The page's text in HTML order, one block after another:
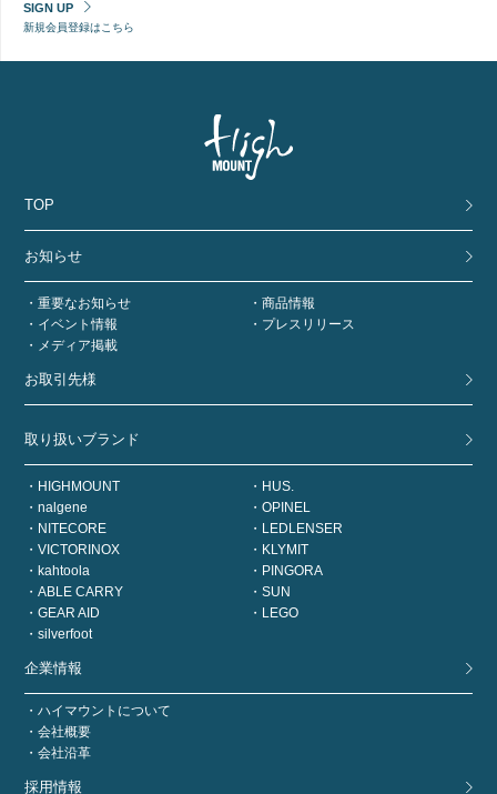
SIGN UP
新規会員登録はこちら
TOP
お知らせ
重要なお知らせ
商品情報
イベント情報
プレスリリース
メディア掲載
お取引先様
取り扱いブランド
HIGHMOUNT
HUS.
nalgene
OPINEL
NITECORE
LEDLENSER
VICTORINOX
KLYMIT
kahtoola
PINGORA
ABLE CARRY
SUN
GEAR AID
LEGO
silverfoot
企業情報
ハイマウントについて
会社概要
会社沿革
採用情報